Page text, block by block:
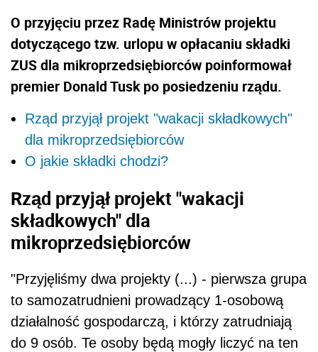
O przyjęciu przez Radę Ministrów projektu
dotyczącego tzw. urlopu w opłacaniu składki
ZUS dla mikroprzedsiębiorców poinformował
premier Donald Tusk po posiedzeniu rządu.
Rząd przyjął projekt "wakacji składkowych"
dla mikroprzedsiębiorców
O jakie składki chodzi?
Rząd przyjął projekt "wakacji
składkowych" dla
mikroprzedsiębiorców
"Przyjęliśmy dwa projekty (...) - pierwsza grupa
to samozatrudnieni prowadzący 1-osobową
działalność gospodarczą, i którzy zatrudniają
do 9 osób. Te osoby będą mogły liczyć na ten